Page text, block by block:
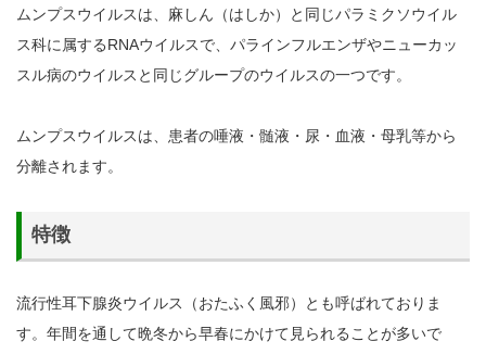
ムンプスウイルスは、麻しん（はしか）と同じパラミクソウイル
ス科に属するRNAウイルスで、パラインフルエンザやニューカッ
スル病のウイルスと同じグループのウイルスの一つです。
ムンプスウイルスは、患者の唾液・髄液・尿・血液・母乳等から
分離されます。
特徴
流行性耳下腺炎ウイルス（おたふく風邪）とも呼ばれておりま
す。年間を通して晩冬から早春にかけて見られることが多いで